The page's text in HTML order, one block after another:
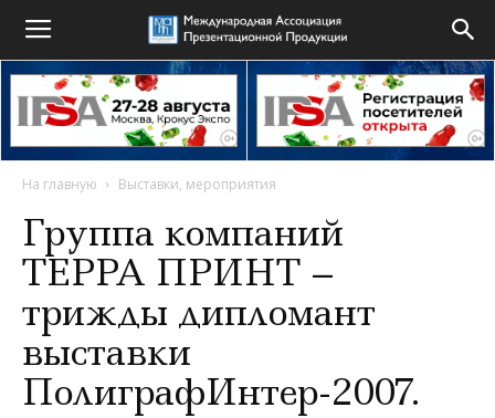
На главную Выставки, мероприятия
Группа компаний
ТЕРРА ПРИНТ –
трижды дипломант
выставки
ПолиграфИнтер-2007.